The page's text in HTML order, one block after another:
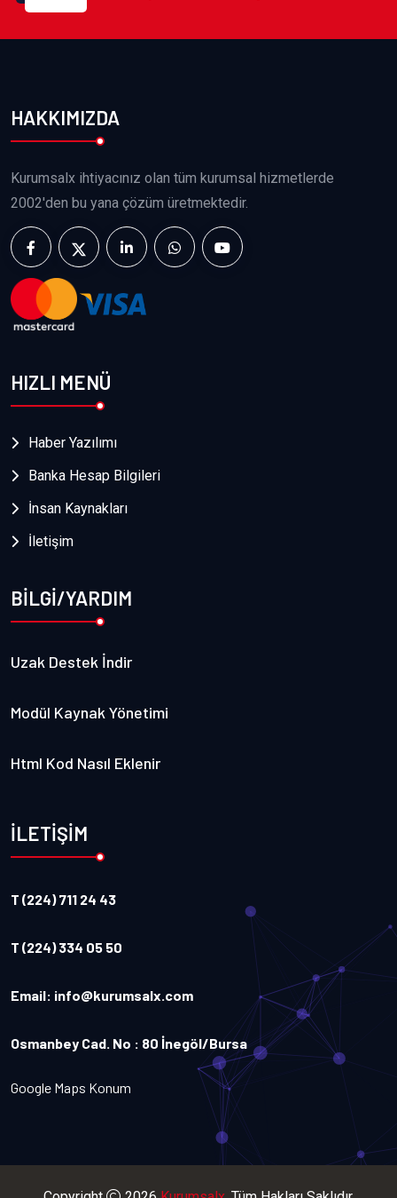
HAKKIMIZDA
Kurumsalx ihtiyacınız olan tüm kurumsal hizmetlerde
2002'den bu yana çözüm üretmektedir.
HIZLI MENÜ
Haber Yazılımı
Banka Hesap Bilgileri
İnsan Kaynakları
İletişim
BİLGİ/YARDIM
Uzak Destek İndir
Modül Kaynak Yönetimi
Html Kod Nasıl Eklenir
İLETİŞİM
T (224) 711 24 43
T (224) 334 05 50
Email: info@kurumsalx.com
Osmanbey Cad. No : 80 İnegöl/Bursa
Google Maps Konum